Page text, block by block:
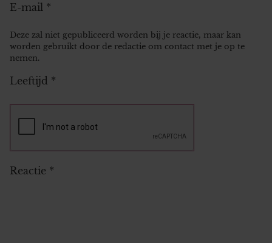
E-mail *
Deze zal niet gepubliceerd worden bij je reactie, maar kan
worden gebruikt door de redactie om contact met je op te
nemen.
Leeftijd *
Reactie *